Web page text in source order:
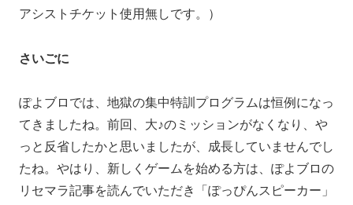
アシストチケット使用無しです。）
さいごに
ぽよブロでは、地獄の集中特訓プログラムは恒例になっ
てきましたね。前回、大♪のミッションがなくなり、や
っと反省したかと思いましたが、成長していませんでし
たね。やはり、新しくゲームを始める方は、ぽよブロの
リセマラ記事を読んでいただき「ぽっぴんスピーカー」